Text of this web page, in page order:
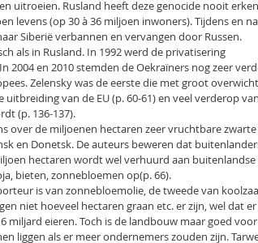
uitroeien. Rusland heeft deze genocide nooit
levens (op 30 à 36 miljoen inwoners). Tijdens en
Siberië verbannen en vervangen door Russen.
als in Rusland. In 1992 werd de privatisering
2004 en 2010 stemden de Oekraïners nog zeer
Zelensky was de eerste die met groot overwicht
van de EU (p. 60-61) en veel verderop
(p. 136-137).
over de miljoenen hectaren zeer vruchtbare zwarte
en Donetsk. De auteurs beweren dat
hectaren wordt wel verhuurd aan buitenlandse
bieten, zonnebloemen op(p. 66).
is van zonnebloemolie, de tweede van
niet hoeveel hectaren graan etc. er zijn, wel dat er
eieren. Toch is de landbouw maar goed
liggen als er meer ondernemers zouden zijn.